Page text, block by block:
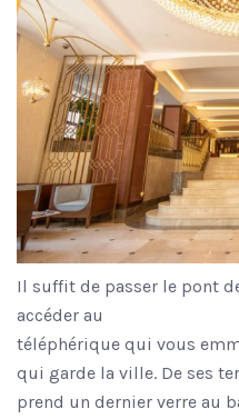
Il suffit de passer le pont
accéder au
téléphérique qui vous
qui garde la ville. De ses
prend un dernier verre au